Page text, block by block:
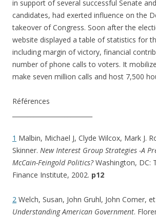
in support of several successful Senate
candidates, had exerted influence on the
takeover of Congress. Soon after the
website displayed a table of statistics for
including margin of victory, financial
number of phone calls to voters. It
make seven million calls and host 7,500
Références
1 Malbin, Michael J, Clyde Wilcox, Mark J.
Skinner. New Interest Group Strategies -A
McCain-Feingold Politics?Washington, DC:
Finance Institute, 2002. p12
2 Welch, Susan, John Gruhl, John Comer,
Understanding American Government.